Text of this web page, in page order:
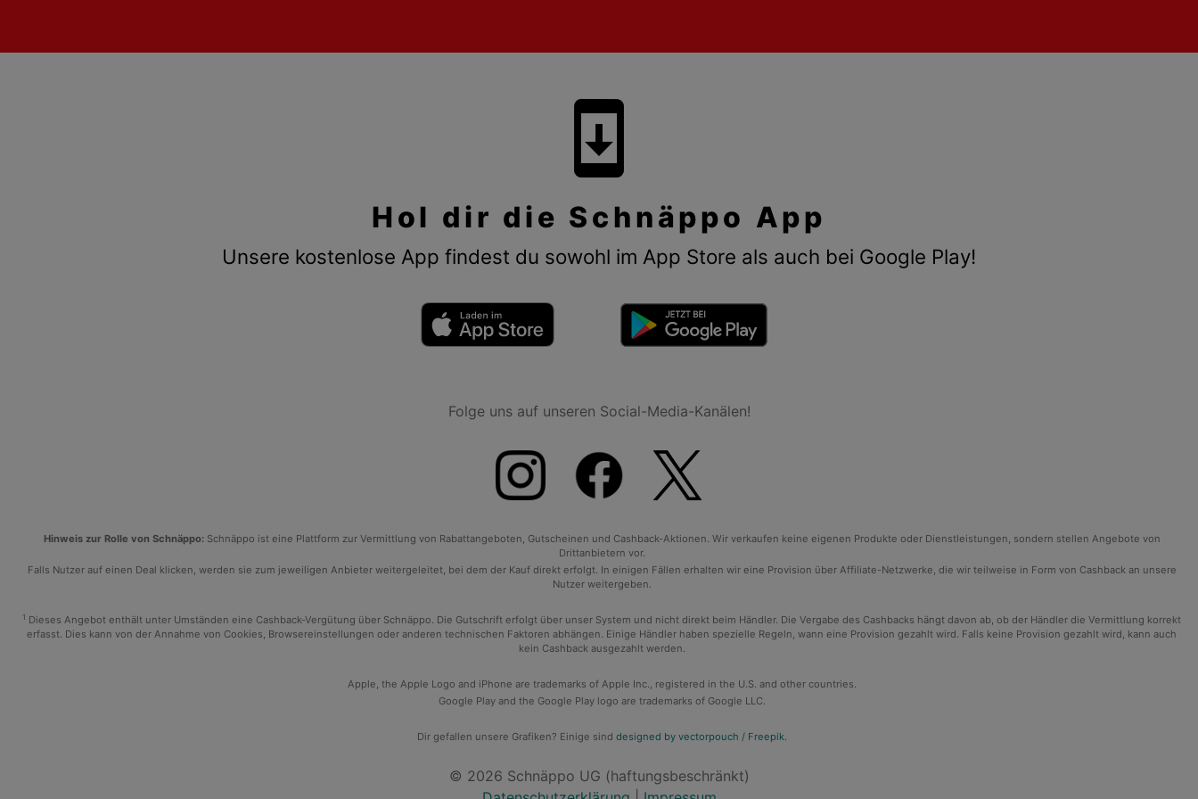
system_update
Hol dir die Schnäppo App
Unsere kostenlose App findest du sowohl im App Store als auch bei Google Play!
Folge uns auf unseren Social-Media-Kanälen!
Hinweis zur Rolle von Schnäppo:Schnäppo ist eine Plattform zur Vermittlung von Rabattangeboten, Gutscheinen und Cashback-Aktionen. Wir verkaufen keine eigenen Produkte oder Dienstleistungen, sondern stellen Angebote von
Drittanbietern vor.
Falls Nutzer auf einen Deal klicken, werden sie zum jeweiligen Anbieter weitergeleitet, bei dem der Kauf direkt erfolgt. In einigen Fällen erhalten wir eine Provision über Affiliate-Netzwerke, die wir teilweise in Form von Cashback an unsere
Nutzer weitergeben.
1 Dieses Angebot enthält unter Umständen eine Cashback-Vergütung über Schnäppo. Die Gutschrift erfolgt über unser System und nicht direkt beim Händler. Die Vergabe des Cashbacks hängt davon ab, ob der Händler die Vermittlung korrekt
erfasst. Dies kann von der Annahme von Cookies, Browsereinstellungen oder anderen technischen Faktoren abhängen. Einige Händler haben spezielle Regeln, wann eine Provision gezahlt wird. Falls keine Provision gezahlt wird, kann auch
kein Cashback ausgezahlt werden.
Apple, the Apple Logo and iPhone are trademarks of Apple Inc., registered in the U.S. and other countries.
Google Play and the Google Play logo are trademarks of Google LLC.
Dir gefallen unsere Grafiken? Einige sind designed by vectorpouch / Freepik.
© 2026 Schnäppo UG (haftungsbeschränkt)